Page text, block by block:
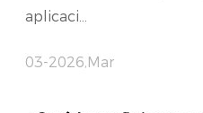
aplicaci...
03-2026,Mar